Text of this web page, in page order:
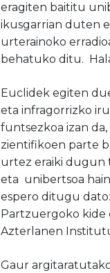
eragiten baititu
ikusgarrian duten
urterainoko
behatuko ditu.
Euclidek egiten
eta infragorrizko
funtsezkoa izan
zientifikoen parte
urtez eraiki dugun
eta unibertsoa
espero ditugu
Partzuergoko kide
Azterlanen
Gaur